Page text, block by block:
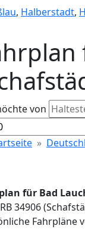
, Halberstadt,
von
für Bad
34906
Fahrpläne